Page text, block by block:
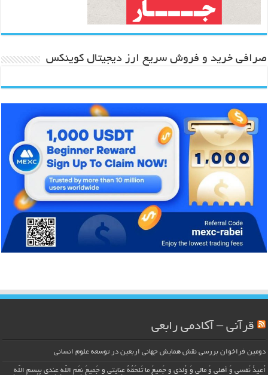
صرافی خرید و فروش سریع ارز دیجیتال کوینکس
قرآنی – آکادمی رابعی
دومین فراخوان بررسی نقش همایش جهانی اربعین در توسعه علوم انسانی
اُعیذُ نَفسی وَ أهلی وَ مالی وَ وُلدی و جَمیعَ ما تَلحَقُهُ عِنایتی و جَمیعَ نِعَمِ اللّهِ عِندی بِبِسمِ اللّهِ